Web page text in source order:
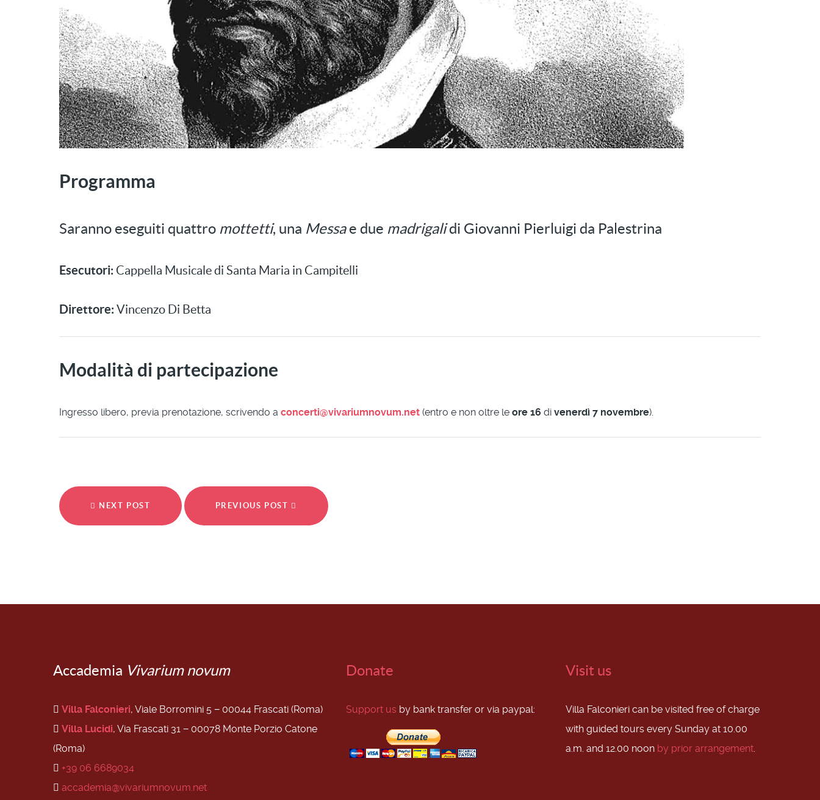
Programma
Saranno eseguiti quattro mottetti, una Messae due madrigalidi Giovanni Pierluigi da Palestrina
Esecutori: Cappella Musicale di Santa Maria in Campitelli
Direttore: Vincenzo Di Betta
Modalità di partecipazione
Ingresso libero, previa prenotazione, scrivendo a concerti@vivariumnovum.net (entro e non oltre le ore 16 di venerdì 7 novembre).
NEXT POST PREVIOUS POST
Accademia Vivarium novum
Villa Falconieri, Viale Borromini 5 − 00044 Frascati (Roma)
Villa Lucidi, Via Frascati 31 − 00078 Monte Porzio Catone
(Roma)
+39 06 6689034
accademia@vivariumnovum.net
Donate
Support us by bank transfer or via paypal:
Visit us
Villa Falconieri can be visited free of charge
with guided tours every Sunday at 10.00
a.m. and 12.00 noon by prior arrangement.